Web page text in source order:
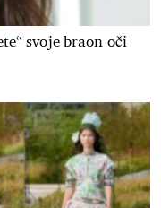
svoje braon oči